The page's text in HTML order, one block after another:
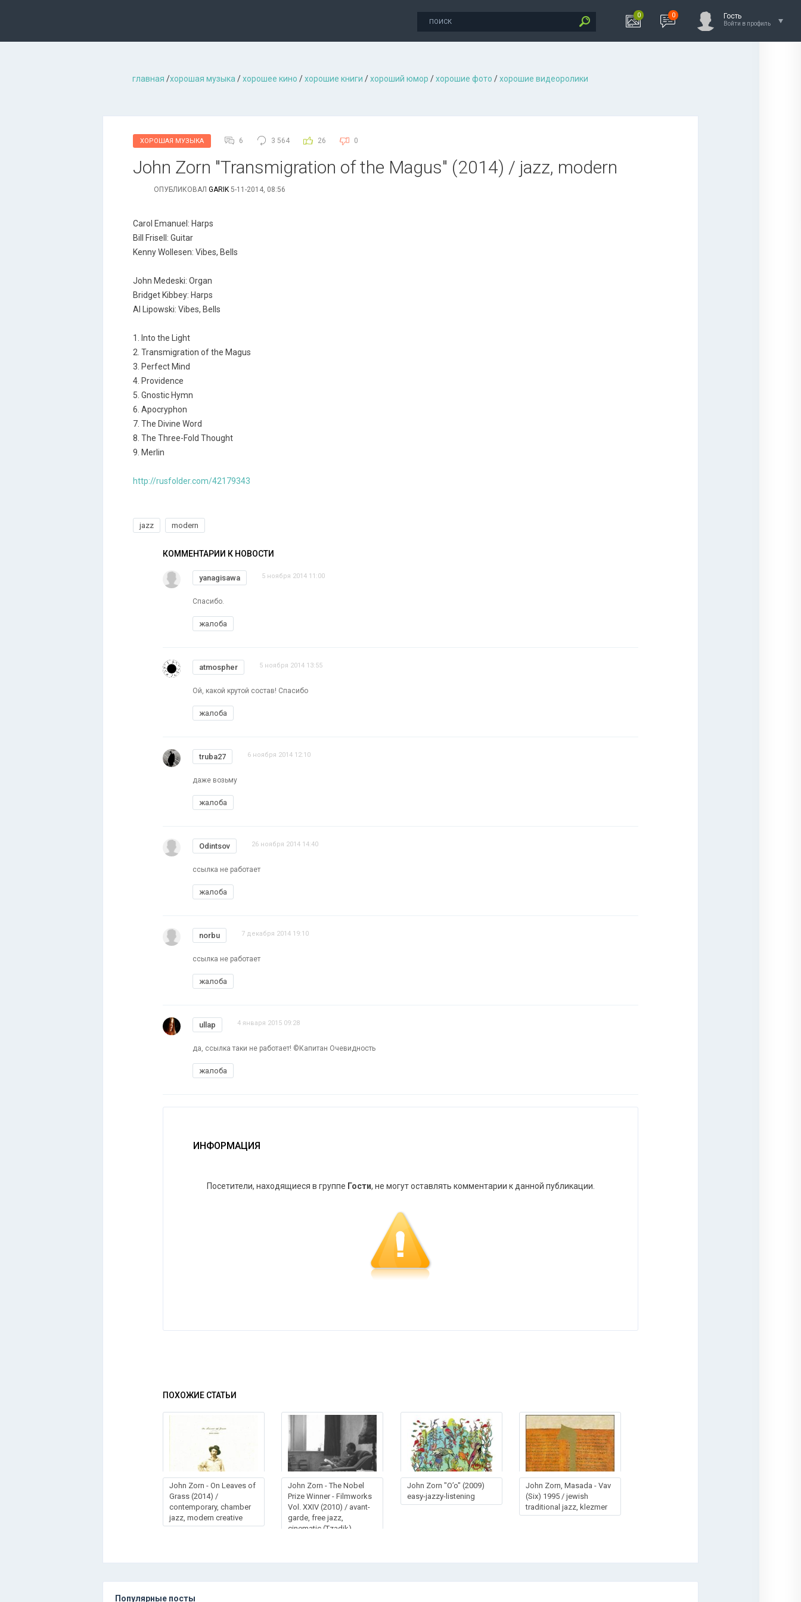
0 0 Гость
Войти в профиль
главная /хорошая музыкa /хорошее кино /хорошие книги /хороший юмор /хорошие фото /хорошие видеоролики
ХОРОШАЯ МУЗЫКА 6 3 564 26 0
John Zorn "Transmigration of the Magus" (2014) / jazz, modern
ОПУБЛИКОВАЛ GARIK 5-11-2014, 08:56
Carol Emanuel: Harps
Bill Frisell: Guitar
Kenny Wollesen: Vibes, Bells
John Medeski: Organ
Bridget Kibbey: Harps
Al Lipowski: Vibes, Bells
1. Into the Light
2. Transmigration of the Magus
3. Perfect Mind
4. Providence
5. Gnostic Hymn
6. Apocryphon
7. The Divine Word
8. The Three-Fold Thought
9. Merlin
http://rusfolder.com/42179343
jazz modern
КОММЕНТАРИИ К НОВОСТИ
yanagisawa 5 ноября 2014 11:00
Спасибо.
жалоба
atmospher 5 ноября 2014 13:55
Ой, какой крутой состав! Спасибо
жалоба
truba27 6 ноября 2014 12:10
даже возьму
жалоба
Odintsov 26 ноября 2014 14:40
ссылка не работает
жалоба
norbu 7 декабря 2014 19:10
ссылка не работает
жалоба
ullap 4 января 2015 09:28
да, ссылка таки не работает! ©Капитан Очевидность
жалоба
ИНФОРМАЦИЯ
Посетители, находящиеся в группе Гости, не могут оставлять комментарии к данной публикации.
ПОХОЖИЕ СТАТЬИ
John Zorn - On Leaves of
Grass (2014) /
contemporary, chamber
jazz, modern creative
John Zorn - The Nobel
Prize Winner - Filmworks
Vol. XXIV (2010) / avant-
garde, free jazz,
cinematic (Tzadik)
John Zorn "O’o" (2009)
easy-jazzy-listening
John Zorn, Masada - Vav
(Six) 1995 / jewish
traditional jazz, klezmer
Популярные посты